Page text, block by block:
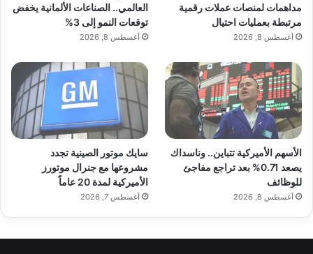
مداهمات لمنصات عملات رقمية
مرتبطة بعمليات احتيال
أغسطس 8, 2026
العالمي.. الصناعات الألمانية يخفض
توقعات النمو إلى 3%
أغسطس 8, 2026
الأسهم الأميركية تتباين.. وناسداك
يصعد 0.71% بعد تراجع مفاجئ
للوظائف
أغسطس 8, 2026
سايك موتور الصينية تجدد
مشروعها مع جنرال موتورز
الأميركية لمدة 20 عاماً
أغسطس 7, 2026